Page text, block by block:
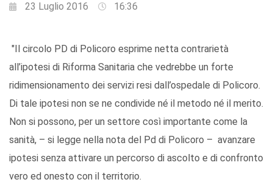
23 Luglio 2016 16:36
"Il circolo PD di Policoro esprime netta contrarietà
all’ipotesi di Riforma Sanitaria che vedrebbe un forte
ridimensionamento dei servizi resi dall’ospedale di Policoro.
Di tale ipotesi non se ne condivide né il metodo né il merito.
Non si possono, per un settore così importante come la
sanità, – si legge nella nota del Pd di Policoro – avanzare
ipotesi senza attivare un percorso di ascolto e di confronto
vero ed onesto con il territorio.